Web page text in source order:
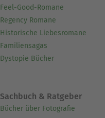
Feel-Good-Romane
Regency Romane
Historische Liebesromane
Familiensagas
Dystopie Bücher
Sachbuch & Ratgeber
Bücher über Fotografie